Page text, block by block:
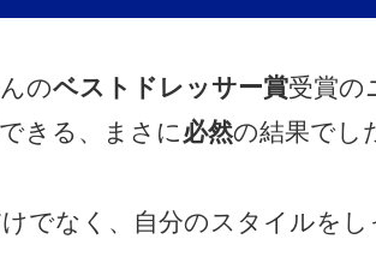
のベストドレッサー賞受賞の
きる、まさに 必然の結果でし
でなく、自分のスタイルをし